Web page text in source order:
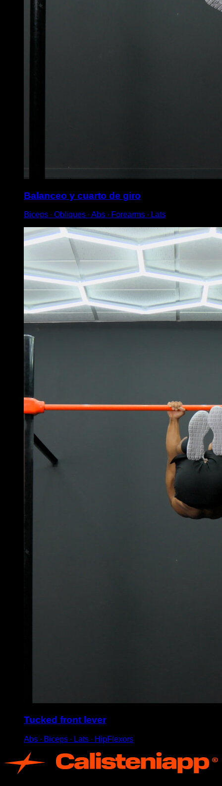
Balanceo y cuarto de giro
Biceps ∙ Obliques ∙ Abs ∙ Forearms ∙ Lats
Tucked front lever
Abs ∙ Biceps ∙ Lats ∙ HipFlexors